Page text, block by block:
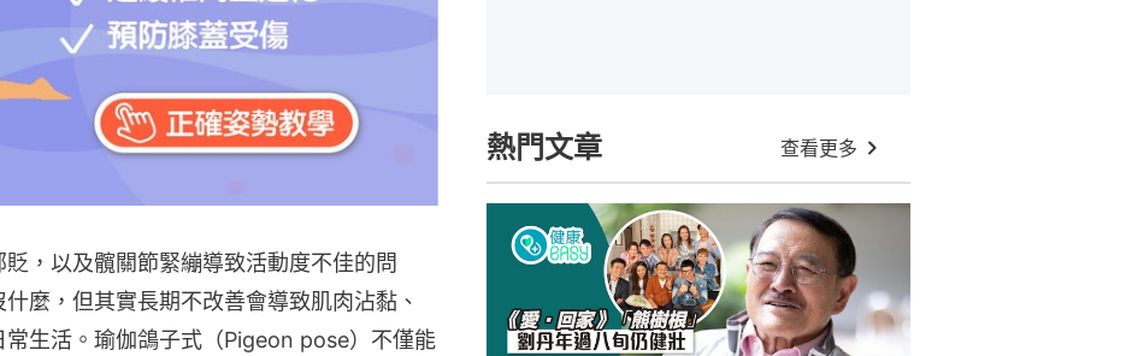
，以及髖關節緊繃導致活動度不佳的問
麼，但其實長期不改善會導致肌肉沾黏、
生活。瑜伽鴿子式（Pigeon pose）不僅能
熱門文章 查看更多